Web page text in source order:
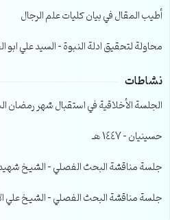
أطيب المقال في بيان كليات علم الرجال
محاولة لتحقيق ادلة النبوة – السيد علي ابو
نشاطات
الجلسة الأخلاقية في استقبال شهر رمضان
حسينيان – 1447 هـ
جلسة مناقشة البحث الفصلي – الشيخ شهيد بلوي
جلسة مناقشة البحث الفصلي – الشيخ علي الأكبر